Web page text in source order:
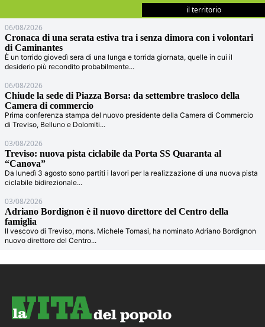
il territorio
06/08/2026
Cronaca di una serata estiva tra i senza dimora con i volontari
di Caminantes
È un torrido giovedì sera di una lunga e torrida giornata, quelle in cui il
desiderio più recondito probabilmente...
06/08/2026
Chiude la sede di Piazza Borsa: da settembre trasloco della
Camera di commercio
Prima conferenza stampa del nuovo presidente della Camera di Commercio
di Treviso, Belluno e Dolomiti...
03/08/2026
Treviso: nuova pista ciclabile da Porta SS Quaranta al
“Canova”
Da lunedì 3 agosto sono partiti i lavori per la realizzazione di una nuova pista
ciclabile bidirezionale...
03/08/2026
Adriano Bordignon è il nuovo direttore del Centro della
famiglia
Il vescovo di Treviso, mons. Michele Tomasi, ha nominato Adriano Bordignon
nuovo direttore del Centro...